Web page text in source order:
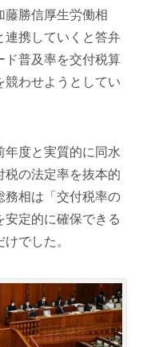
藤勝信厚生労働相
連携していくと答弁
ド普及率を交付税算
競わせようとしてい
度と実質的に同水
税の法定率を抜本的
務相は「交付税率の
安定的に確保できる
でした。